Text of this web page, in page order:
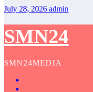
July 28, 2026 admin
SMN24
SMN24MEDIA